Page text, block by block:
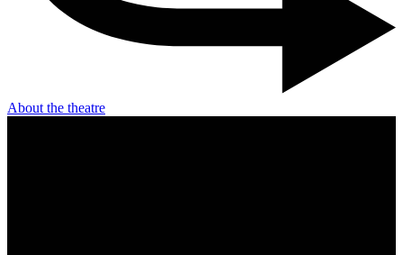
About the theatre